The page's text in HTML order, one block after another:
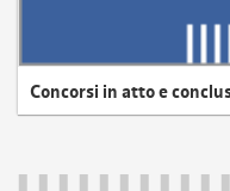
Concorsi in atto e